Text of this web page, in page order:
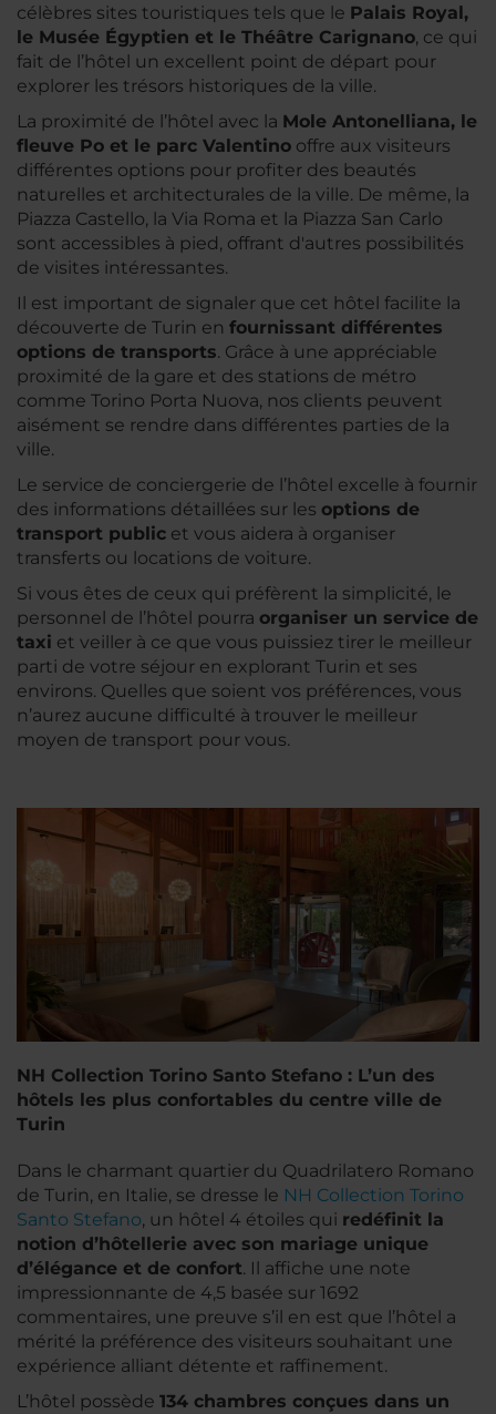
célèbres sites touristiques tels que le Palais Royal,
le Musée Égyptien et le Théâtre Carignano, ce qui
fait de l’hôtel un excellent point de départ pour
explorer les trésors historiques de la ville.
La proximité de l’hôtel avec la Mole Antonelliana, le
fleuve Po et le parc Valentino offre aux visiteurs
différentes options pour profiter des beautés
naturelles et architecturales de la ville. De même, la
Piazza Castello, la Via Roma et la Piazza San Carlo
sont accessibles à pied, offrant d'autres possibilités
de visites intéressantes.
Il est important de signaler que cet hôtel facilite la
découverte de Turin en fournissant différentes
options de transports. Grâce à une appréciable
proximité de la gare et des stations de métro
comme Torino Porta Nuova, nos clients peuvent
aisément se rendre dans différentes parties de la
ville.
Le service de conciergerie de l’hôtel excelle à fournir
des informations détaillées sur les options de
transport public et vous aidera à organiser
transferts ou locations de voiture.
Si vous êtes de ceux qui préfèrent la simplicité, le
personnel de l’hôtel pourra organiser un service de
taxi et veiller à ce que vous puissiez tirer le meilleur
parti de votre séjour en explorant Turin et ses
environs. Quelles que soient vos préférences, vous
n’aurez aucune difficulté à trouver le meilleur
moyen de transport pour vous.
NH Collection Torino Santo Stefano : L’un des
hôtels les plus confortables du centre ville de
Turin
Dans le charmant quartier du Quadrilatero Romano
de Turin, en Italie, se dresse le NH Collection Torino
Santo Stefano, un hôtel 4 étoiles qui redéfinit la
notion d’hôtellerie avec son mariage unique
d’élégance et de confort. Il affiche une note
impressionnante de 4,5 basée sur 1692
commentaires, une preuve s’il en est que l’hôtel a
mérité la préférence des visiteurs souhaitant une
expérience alliant détente et raffinement.
L’hôtel possède 134 chambres conçues dans un